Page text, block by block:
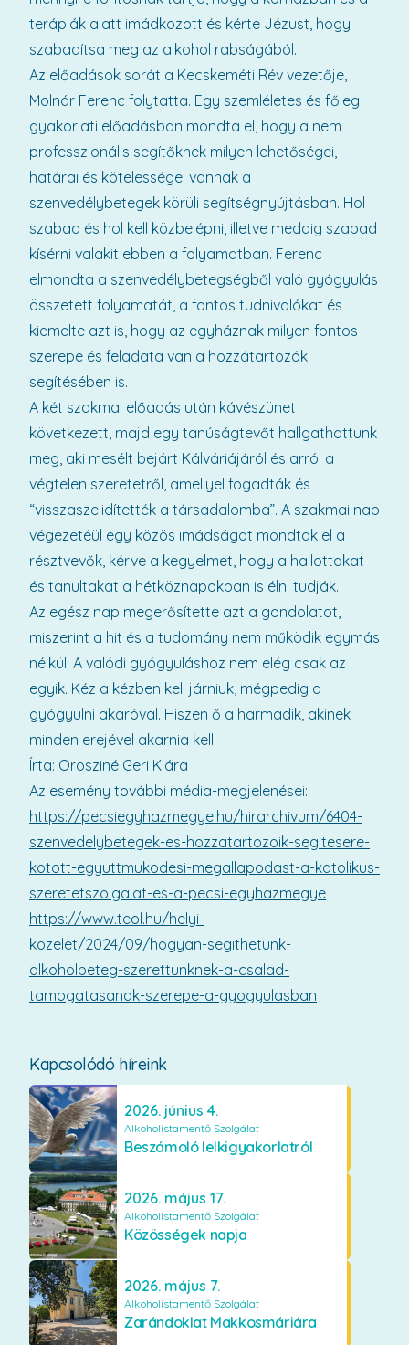
Kapcsolódó híreink
2026. június 4.
Alkoholistamentő Szolgálat
Beszámoló lelkigyakorlatról
2026. május 17.
Alkoholistamentő Szolgálat
Közösségek napja
2026. május 7.
Alkoholistamentő Szolgálat
Zarándoklat Makkosmáriára
terápiák alatt imádkozott és kérte Jézust, hogy
szabadítsa meg az alkohol rabságából.
Az előadások sorát a Kecskeméti Rév vezetője,
Molnár Ferenc folytatta. Egy szemléletes és főleg
gyakorlati előadásban mondta el, hogy a nem
professzionális segítőknek milyen lehetőségei,
határai és kötelességei vannak a
szenvedélybetegek körüli segítségnyújtásban. Hol
szabad és hol kell közbelépni, illetve meddig szabad
kísérni valakit ebben a folyamatban. Ferenc
elmondta a szenvedélybetegségből való gyógyulás
összetett folyamatát, a fontos tudnivalókat és
kiemelte azt is, hogy az egyháznak milyen fontos
szerepe és feladata van a hozzátartozók
segítésében is.
A két szakmai előadás után kávészünet
következett, majd egy tanúságtevőt hallgathattunk
meg, aki mesélt bejárt Kálváriájáról és arról a
végtelen szeretetről, amellyel fogadták és
“visszaszelidítették a társadalomba”. A szakmai nap
végezetéül egy közös imádságot mondtak el a
résztvevők, kérve a kegyelmet, hogy a hallottakat
és tanultakat a hétköznapokban is élni tudják.
Az egész nap megerősítette azt a gondolatot,
miszerint a hit és a tudomány nem működik egymás
nélkül. A valódi gyógyuláshoz nem elég csak az
egyik. Kéz a kézben kell járniuk, mégpedig a
gyógyulni akaróval. Hiszen ő a harmadik, akinek
minden erejével akarnia kell.
Írta: Orosziné Geri Klára
Az esemény további média-megjelenései:
https://pecsiegyhazmegye.hu/hirarchivum/6404-
szenvedelybetegek-es-hozzatartozoik-segitesere-
kotott-egyuttmukodesi-megallapodast-a-katolikus-
szeretetszolgalat-es-a-pecsi-egyhazmegye
https://www.teol.hu/helyi-
kozelet/2024/09/hogyan-segithetunk-
alkoholbeteg-szerettunknek-a-csalad-
tamogatasanak-szerepe-a-gyogyulasban